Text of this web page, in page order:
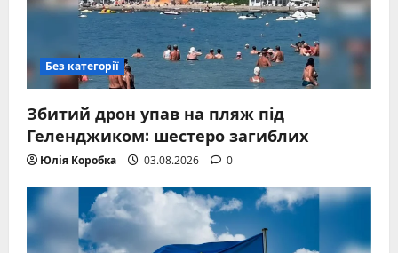
Без категорії
Збитий дрон упав на пляж під
Геленджиком: шестеро загиблих
Юлія Коробка 03.08.2026 0